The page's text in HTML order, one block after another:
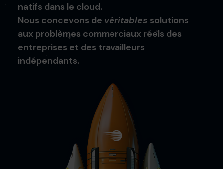
natifs dans le cloud.
Nous concevons de véritables solutions
aux problèmes commerciaux réels des
entreprises et des travailleurs
indépendants.